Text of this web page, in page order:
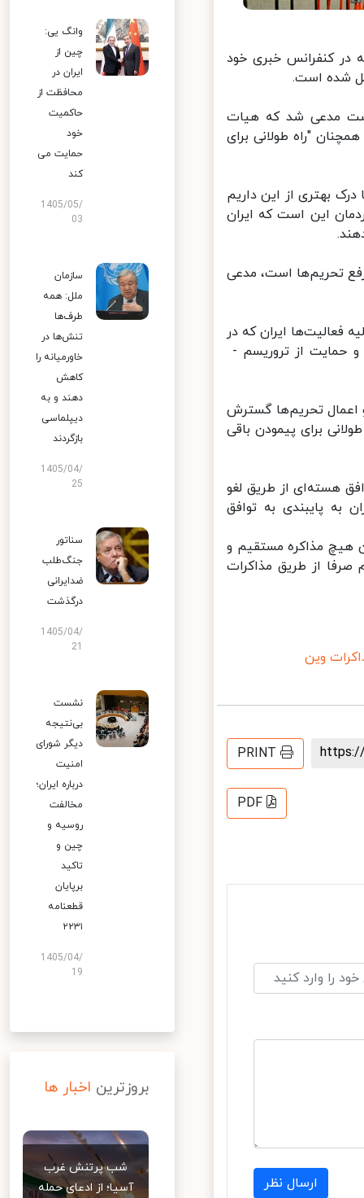
کنفرانس خبری خود
شده است.
مدعی شد که هیات
"راه طولانی برای
بهتری از این داریم
این است که ایران
بازگشت به توافق هسته‌ای ۲۰۱۵ نیازمند رفع تحریم‌ها است، مدعی
فعالیت‌ها ایران که در
از تروریسم -
اعمال تحریم‌ها گسترش
برای پیمودن باقی
هسته‌ای از طریق لغو
به پایبندی به توافق
هیچ مذاکره مستقیم و
از طریق مذاکرات
وین
PRINT
PDF
ارسال نظر
وانگ یی:
چین از
ایران در
محافظت از
حاکمیت
خود
حمایت می
کند
1405/05/
03
سازمان
ملل: همه
طرف‌ها
تنش‌ها در
خاورمیانه را
کاهش
دهند و به
دیپلماسی
بازگردند
1405/04/
25
سناتور
جنگ‌طلب
ضدایرانی
درگذشت
1405/04/
نشست
بی‌نتیجه
دیگر شورای
امنیت
درباره ایران؛
مخالفت
روسیه و
چین و
تاکید
برپایان
قطعنامه
۲۲۳۱
1405/04/
19
بروزترین اخبار ها
شب پرتنش غرب
آسیا؛ از ادعای حمله